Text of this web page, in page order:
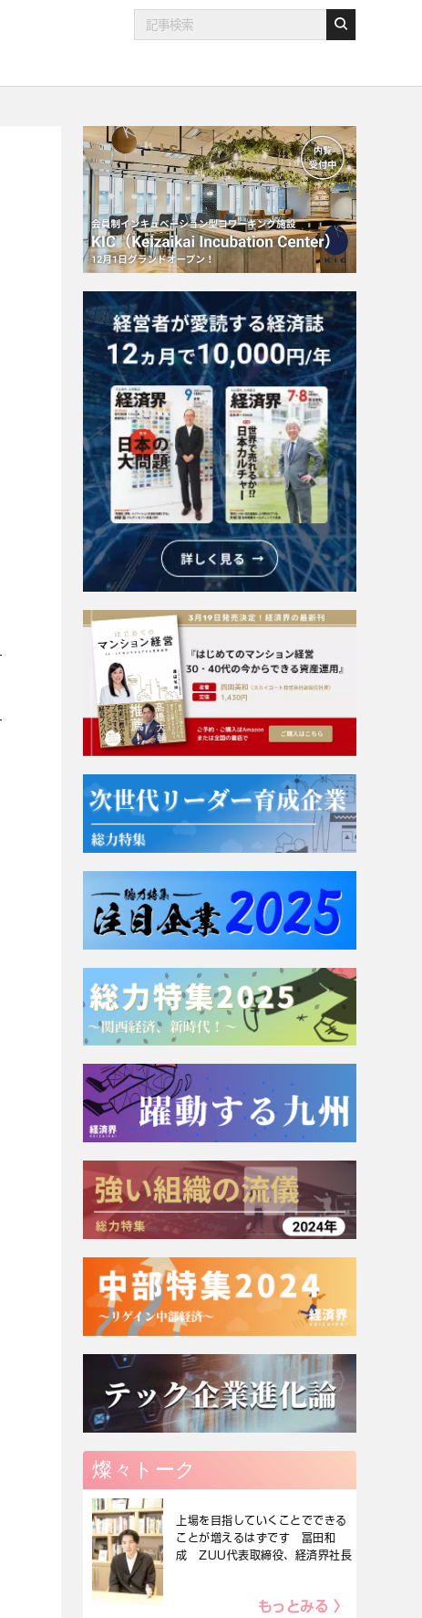
燦々トーク
上場を目指していくことでできる
ことが増えるはずです 冨田和
成 ZUU代表取締役、経済界社長
もっとみる 〉